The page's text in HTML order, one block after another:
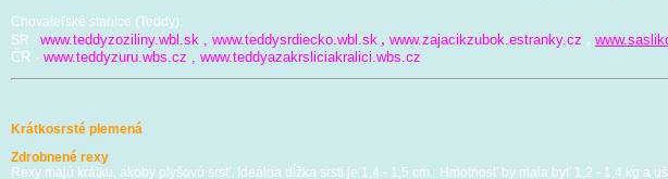
Chovateľské stanice (Teddy):
SR - www.teddyzoziliny.wbl.sk , www.teddysrdiecko.wbl.sk , www.zajacikzubok.estranky.cz ,
ČR - www.teddyzuru.wbs.cz , www.teddyazakrsliciakralici.wbs.cz
Krátkosrsté plemená
Zdrobnené rexy
Rexy majú krátku, akoby plyšovú srsť. Ideálna dĺžka srsti je 1,4 - 1,5 cm. Hmotnosť by mala byť 1,2 - 1,4 kg a